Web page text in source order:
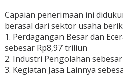
Capaian penerimaan ini
berasal dari sektor usaha
1. Perdagangan Besar dan
sebesar Rp8,97 triliun
2. Industri Pengolahan
3. Kegiatan Jasa Lainnya